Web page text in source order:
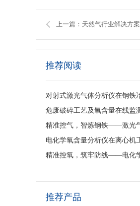
上一篇：天然气行业解决方案
推荐阅读
推荐产品